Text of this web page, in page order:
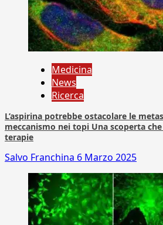
Medicina
News
Ricerca
L’aspirina potrebbe ostacolare le
meccanismo nei topi Una scoperta
terapie
Salvo Franchina 6 Marzo 2025